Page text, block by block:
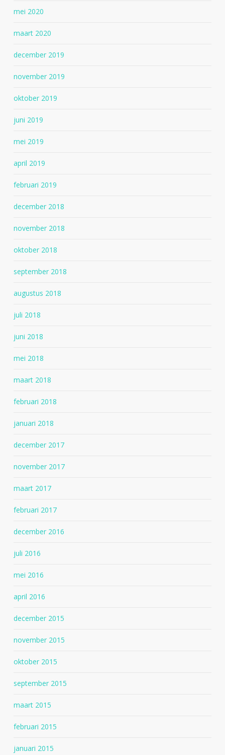
mei 2020
maart 2020
december 2019
november 2019
oktober 2019
juni 2019
mei 2019
april 2019
februari 2019
december 2018
november 2018
oktober 2018
september 2018
augustus 2018
juli 2018
juni 2018
mei 2018
maart 2018
februari 2018
januari 2018
december 2017
november 2017
maart 2017
februari 2017
december 2016
juli 2016
mei 2016
april 2016
december 2015
november 2015
oktober 2015
september 2015
maart 2015
februari 2015
januari 2015